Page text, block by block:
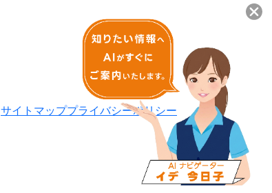
サイトマッププライバシーポリシー